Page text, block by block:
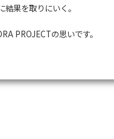
結果を取りにいく。
PROJECTの思いです。